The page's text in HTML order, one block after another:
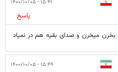
۱۵:۴۱ - ۱۴۰۰/۱۰/۰۵
پاسخ
بخرن میخرن و صدای بقیه هم در نمیاد
۱۵:۴۹ - ۱۴۰۰/۱۰/۰۵